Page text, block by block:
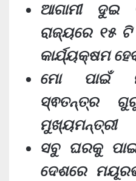
ଆଗାମୀ ଦୁଇ
ରାଜ୍ୟରେ ୧୫
କାର୍ଯ୍ୟକ୍ଷମ
ମୋ ପାଇଁ
ସ୍ଵତନ୍ତ୍ର
ମୁଖ୍ୟମନ୍ତ୍ରୀ
ସବୁ ଘରକୁ
ଦେଶରେ